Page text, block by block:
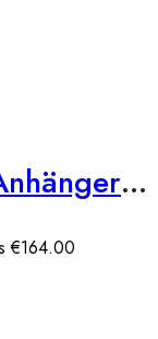
585er Rotgold Damen Anhänger Herz mit Zirkonia Steine
€164.00